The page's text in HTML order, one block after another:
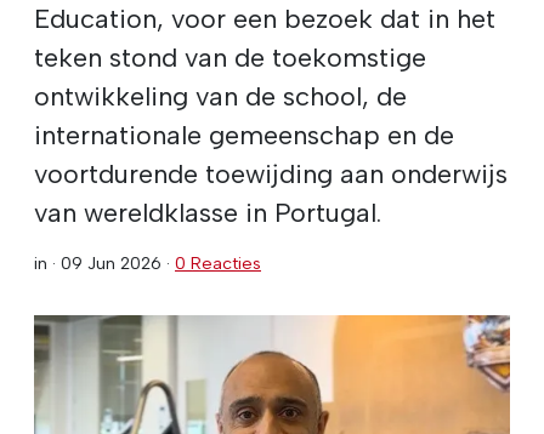
Education, voor een bezoek dat in het
teken stond van de toekomstige
ontwikkeling van de school, de
internationale gemeenschap en de
voortdurende toewijding aan onderwijs
van wereldklasse in Portugal.
in · 09 Jun 2026 · 0 Reacties